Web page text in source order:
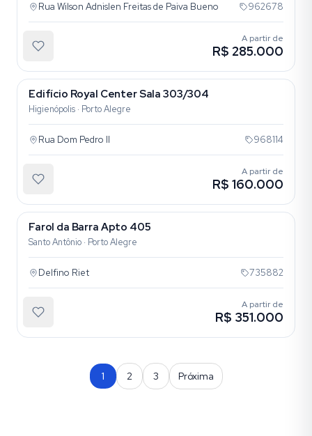
Rua Wilson Adnislen Freitas de Paiva Bueno 962678
A partir de
R$ 285.000
Edifício Royal Center Sala 303/304
Higienópolis · Porto Alegre
Rua Dom Pedro II 968114
A partir de
R$ 160.000
Farol da Barra Apto 405
Santo Antônio · Porto Alegre
Delfino Riet 735882
A partir de
R$ 351.000
1 2 3 Próxima